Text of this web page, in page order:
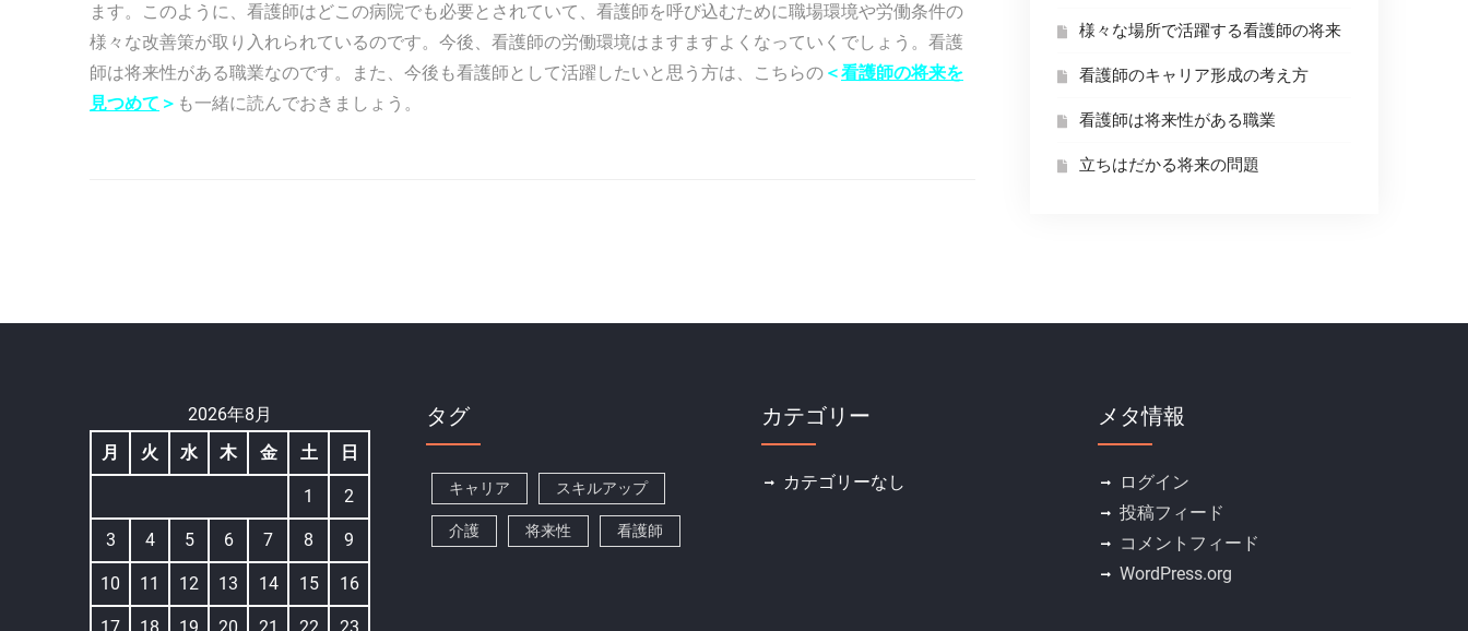
ます。このように、看護師はどこの病院でも必要とされていて、看護師を呼び込むために職場環境や労働条件の
様々な改善策が取り入れられているのです。今後、看護師の労働環境はますますよくなっていくでしょう。看護
師は将来性がある職業なのです。また、今後も看護師として活躍したいと思う方は、こちらの ＜看護師の将来を
見つめて ＞ も一緒に読んでおきましょう。
様々な場所で活躍する看護師の将来
看護師のキャリア形成の考え方
看護師は将来性がある職業
立ちはだかる将来の問題
2026年8月
月
火 水 木 金 土 日
1 2
3 4 5 6 7 8 9
10 11 12 13 14 15 16
タグ
キャリア スキルアップ
介護 将来性 看護師
カテゴリー
カテゴリーなし
メタ情報
ログイン
投稿フィード
コメントフィード
WordPress.org